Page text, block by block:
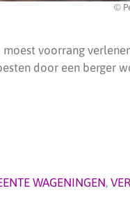
©
moest voorrang
door een berger
WAGENINGEN,